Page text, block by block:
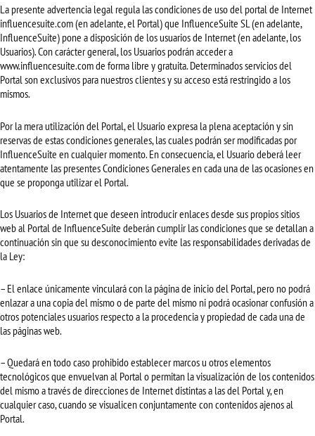
La presente advertencia legal regula las condiciones de uso del portal de Internet
influencesuite.com (en adelante, el Portal) que InfluenceSuite SL (en adelante,
InfluenceSuite) pone a disposición de los usuarios de Internet (en adelante, los
Usuarios). Con carácter general, los Usuarios podrán acceder a
www.influencesuite.com de forma libre y gratuita. Determinados servicios del
Portal son exclusivos para nuestros clientes y su acceso está restringido a los
mismos.
Por la mera utilización del Portal, el Usuario expresa la plena aceptación y sin
reservas de estas condiciones generales, las cuales podrán ser modificadas por
InfluenceSuite en cualquier momento. En consecuencia, el Usuario deberá leer
atentamente las presentes Condiciones Generales en cada una de las ocasiones en
que se proponga utilizar el Portal.
Los Usuarios de Internet que deseen introducir enlaces desde sus propios sitios
web al Portal de InfluenceSuite deberán cumplir las condiciones que se detallan a
continuación sin que su desconocimiento evite las responsabilidades derivadas de
la Ley:
– El enlace únicamente vinculará con la página de inicio del Portal, pero no podrá
enlazar a una copia del mismo o de parte del mismo ni podrá ocasionar confusión a
otros potenciales usuarios respecto a la procedencia y propiedad de cada una de
las páginas web.
– Quedará en todo caso prohibido establecer marcos u otros elementos
tecnológicos que envuelvan al Portal o permitan la visualización de los contenidos
del mismo a través de direcciones de Internet distintas a las del Portal y, en
cualquier caso, cuando se visualicen conjuntamente con contenidos ajenos al
Portal.